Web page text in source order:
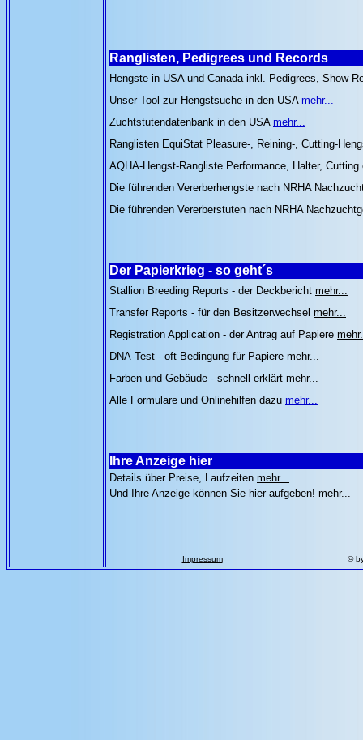
Ranglisten, Pedigrees und Records
Hengste in USA und Canada inkl. Pedigrees, Show
Unser Tool zur Hengstsuche in den USA mehr...
Zuchtstutendatenbank in den USA mehr...
Ranglisten EquiStat Pleasure-, Reining-, Cutting-
AQHA-Hengst-Rangliste Performance, Halter,
Die führenden Vererberhengste nach NRHA
Die führenden Vererberstuten nach NRHA
Der Papierkrieg - so geht´s
Stallion Breeding Reports - der Deckbericht mehr...
Transfer Reports - für den Besitzerwechsel mehr...
Registration Application - der Antrag auf Papiere
DNA-Test - oft Bedingung für Papiere mehr...
Farben und Gebäude - schnell erklärt mehr...
Alle Formulare und Onlinehilfen dazu mehr...
Ihre Anzeige hier
Details über Preise, Laufzeiten mehr...
Und Ihre Anzeige können Sie hier aufgeben! mehr...
Impressum ©